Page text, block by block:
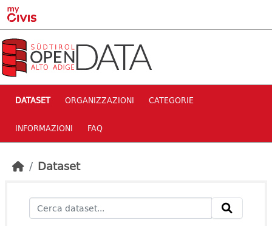
Skip to main content
DATASET ORGANIZZAZIONI CATEGORIE
INFORMAZIONI FAQ
Dataset